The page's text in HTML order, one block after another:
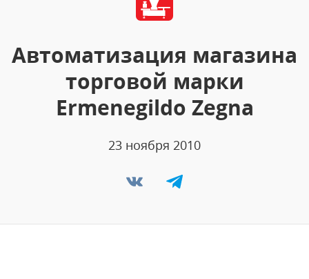
Автоматизация магазина
торговой марки
Ermenegildo Zegna
23 ноября 2010